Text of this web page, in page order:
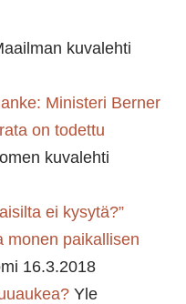
kuvalehti
Ministeri Berner
on todettu
kuvalehti
ei kysytä?”
monen paikallisen
16.3.2018
Yle